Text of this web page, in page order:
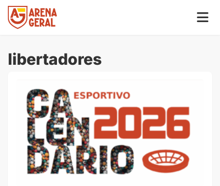
libertadores